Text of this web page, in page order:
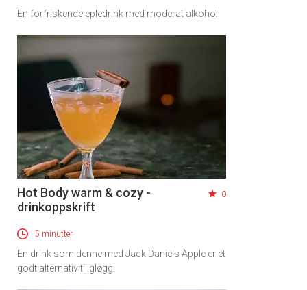
En forfriskende epledrink med moderat alkohol.
Hot Body warm & cozy -
drinkoppskrift
0
5 minutter
En drink som denne med Jack Daniels Apple er et
godt alternativ til gløgg.